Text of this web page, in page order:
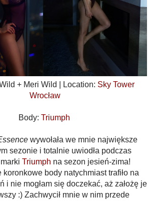
+ Meri Wild | Location: Sky Tower
Wrocław
Body: Triumph
wywołała we mnie największe
sezonie i totalnie uwiodła podczas
Triumph na sezon jesień-zima!
koronkowe body natychmiast trafiło na
i nie mogłam się doczekać, aż założę je
:) Zachwycił mnie w nim przede